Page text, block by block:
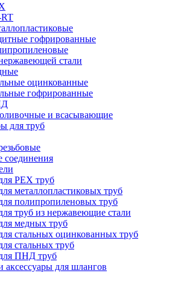
гофрированные
стали
оцинкованные
гофрированные
и всасывающие
для труб
соединения
PEX труб
металлопластиковых труб
полипропиленовых труб
труб из нержавеющие стали
медных труб
стальных оцинкованных труб
стальных труб
ПНД труб
для шлангов